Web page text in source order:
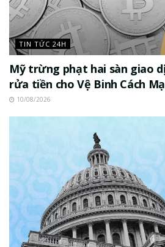
TIN TỨC 24H
Mỹ trừng phạt hai sàn giao
rửa tiền cho Vệ Binh Cách
10/08/2026